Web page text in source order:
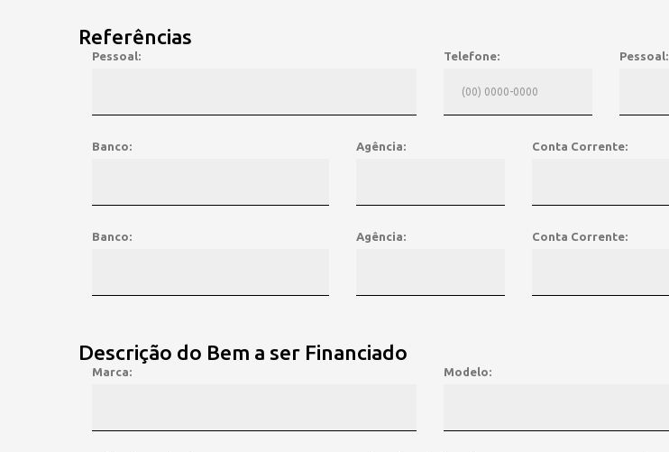
Referências
Pessoal: Telefone: Pessoal:
Banco: Agência: Conta Corrente:
Banco: Agência: Conta Corrente:
Descrição do Bem a ser Financiado
Marca: Modelo: